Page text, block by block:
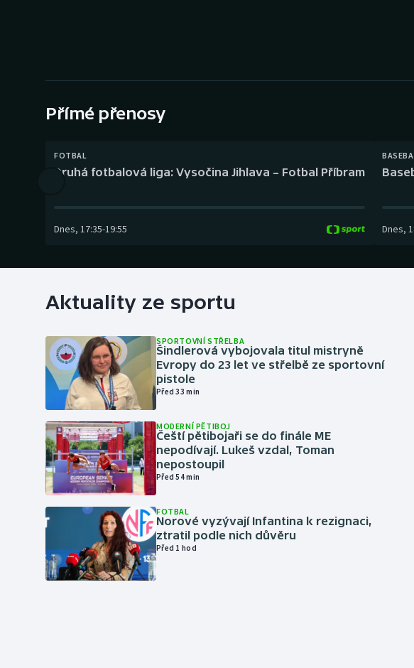
Gymnastika
Přímé přenosy
FOTBAL
Druhá fotbalová liga: Vysočina Jihlava – Fotbal Příbram
Dnes, 17:35-19:55 Dnes,
Aktuality ze sportu
SPORTOVNÍ STŘELBA
Šindlerová vybojovala titul mistryně
Evropy do 23 let ve střelbě ze sportovní
pistole
Před 33 min
MODERNÍ PĚTIBOJ
Čeští pětibojaři se do finále ME
nepodívají. Lukeš vzdal, Toman
nepostoupil
Před 54 min
FOTBAL
Norové vyzývají Infantina k rezignaci,
ztratil podle nich důvěru
Před 1 hod